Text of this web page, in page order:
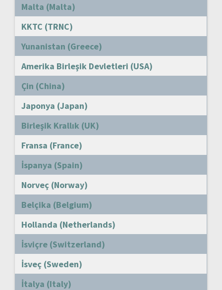
Malta (Malta)
KKTC (TRNC)
Yunanistan (Greece)
Amerika Birleşik Devletleri (USA)
Çin (China)
Japonya (Japan)
Birleşik Krallık (UK)
Fransa (France)
İspanya (Spain)
Norveç (Norway)
Belçika (Belgium)
Hollanda (Netherlands)
İsviçre (Switzerland)
İsveç (Sweden)
İtalya (Italy)